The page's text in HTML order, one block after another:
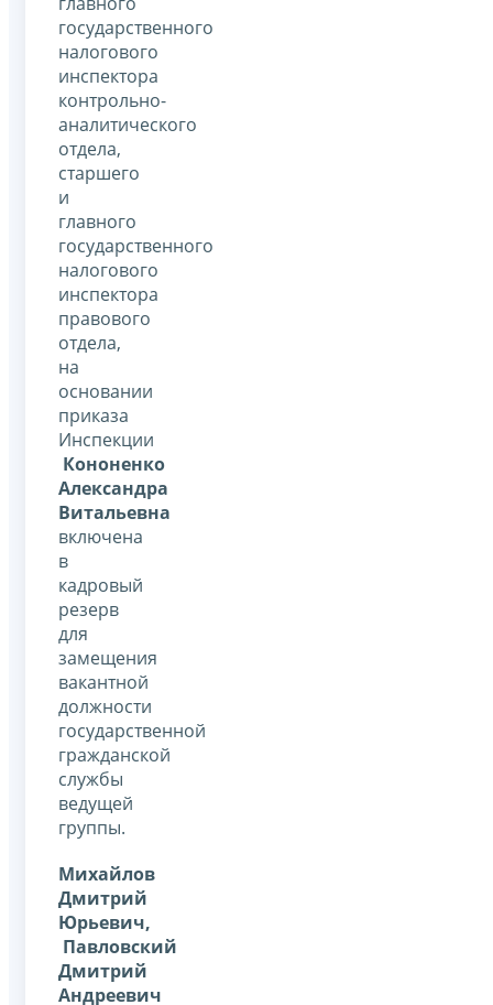
государственного
налогового
инспектора
контрольно-
аналитического
отдела,
старшего
и
главного
государственного
налогового
инспектора
правового
отдела,
на
основании
приказа
Инспекции
Кононенко
Александра
Витальевна
включена
в
кадровый
резерв
для
замещения
вакантной
должности
государственной
гражданской
службы
ведущей
группы.
Михайлов
Дмитрий
Юрьевич,
Павловский
Дмитрий
Андреевич